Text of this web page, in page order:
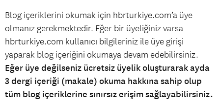
Blog içeriklerini okumak için hbrturkiye.com’a üye
olmanız gerekmektedir. Eğer bir üyeliğiniz varsa
hbrturkiye.com kullanıcı bilgileriniz ile üye girişi
yaparak blog içeriğini okumaya devam edebilirsiniz.
Eğer üye değilseniz ücretsiz üyelik oluşturarak ayda
3 dergi içeriği (makale) okuma hakkına sahip olup
tüm blog içeriklerine sınırsız erişim sağlayabilirsiniz.